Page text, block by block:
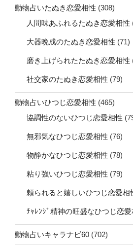
動物占いたぬき恋愛相性 (308)
人間味あふれるたぬき恋愛相性
大器晩成のたぬき恋愛相性 (71)
磨き上げられたたぬき恋愛相性
社交家のたぬき恋愛相性 (79)
動物占いひつじ恋愛相性 (465)
協調性のないひつじ恋愛相性
無邪気なひつじ恋愛相性 (76)
物静かなひつじ恋愛相性 (78)
粘り強いひつじ恋愛相性 (79)
頼られると嬉しいひつじ恋愛相
ﾁｬﾚﾝｼﾞ精神の旺盛なひつじ恋愛
動物占いキャラナビ60 (702)